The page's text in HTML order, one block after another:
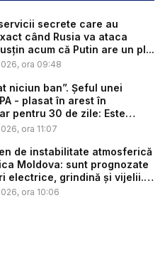
secrete care au
când Rusia va ataca
acum că Putin are un pl...
ora 09:48
niciun ban”. Șeful unei
- plasat în arest în
pentru 30 de zile: Este
ora 11:07
de instabilitate atmosferică
Moldova: sunt prognozate
electrice, grindină și vijelii.
ora 10:06